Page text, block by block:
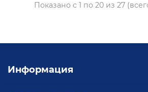
Показано с 1 по 20 из 27
Информация